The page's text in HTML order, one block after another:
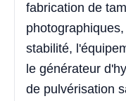
fabrication de
stabilité,
le générateur
de pulvérisation